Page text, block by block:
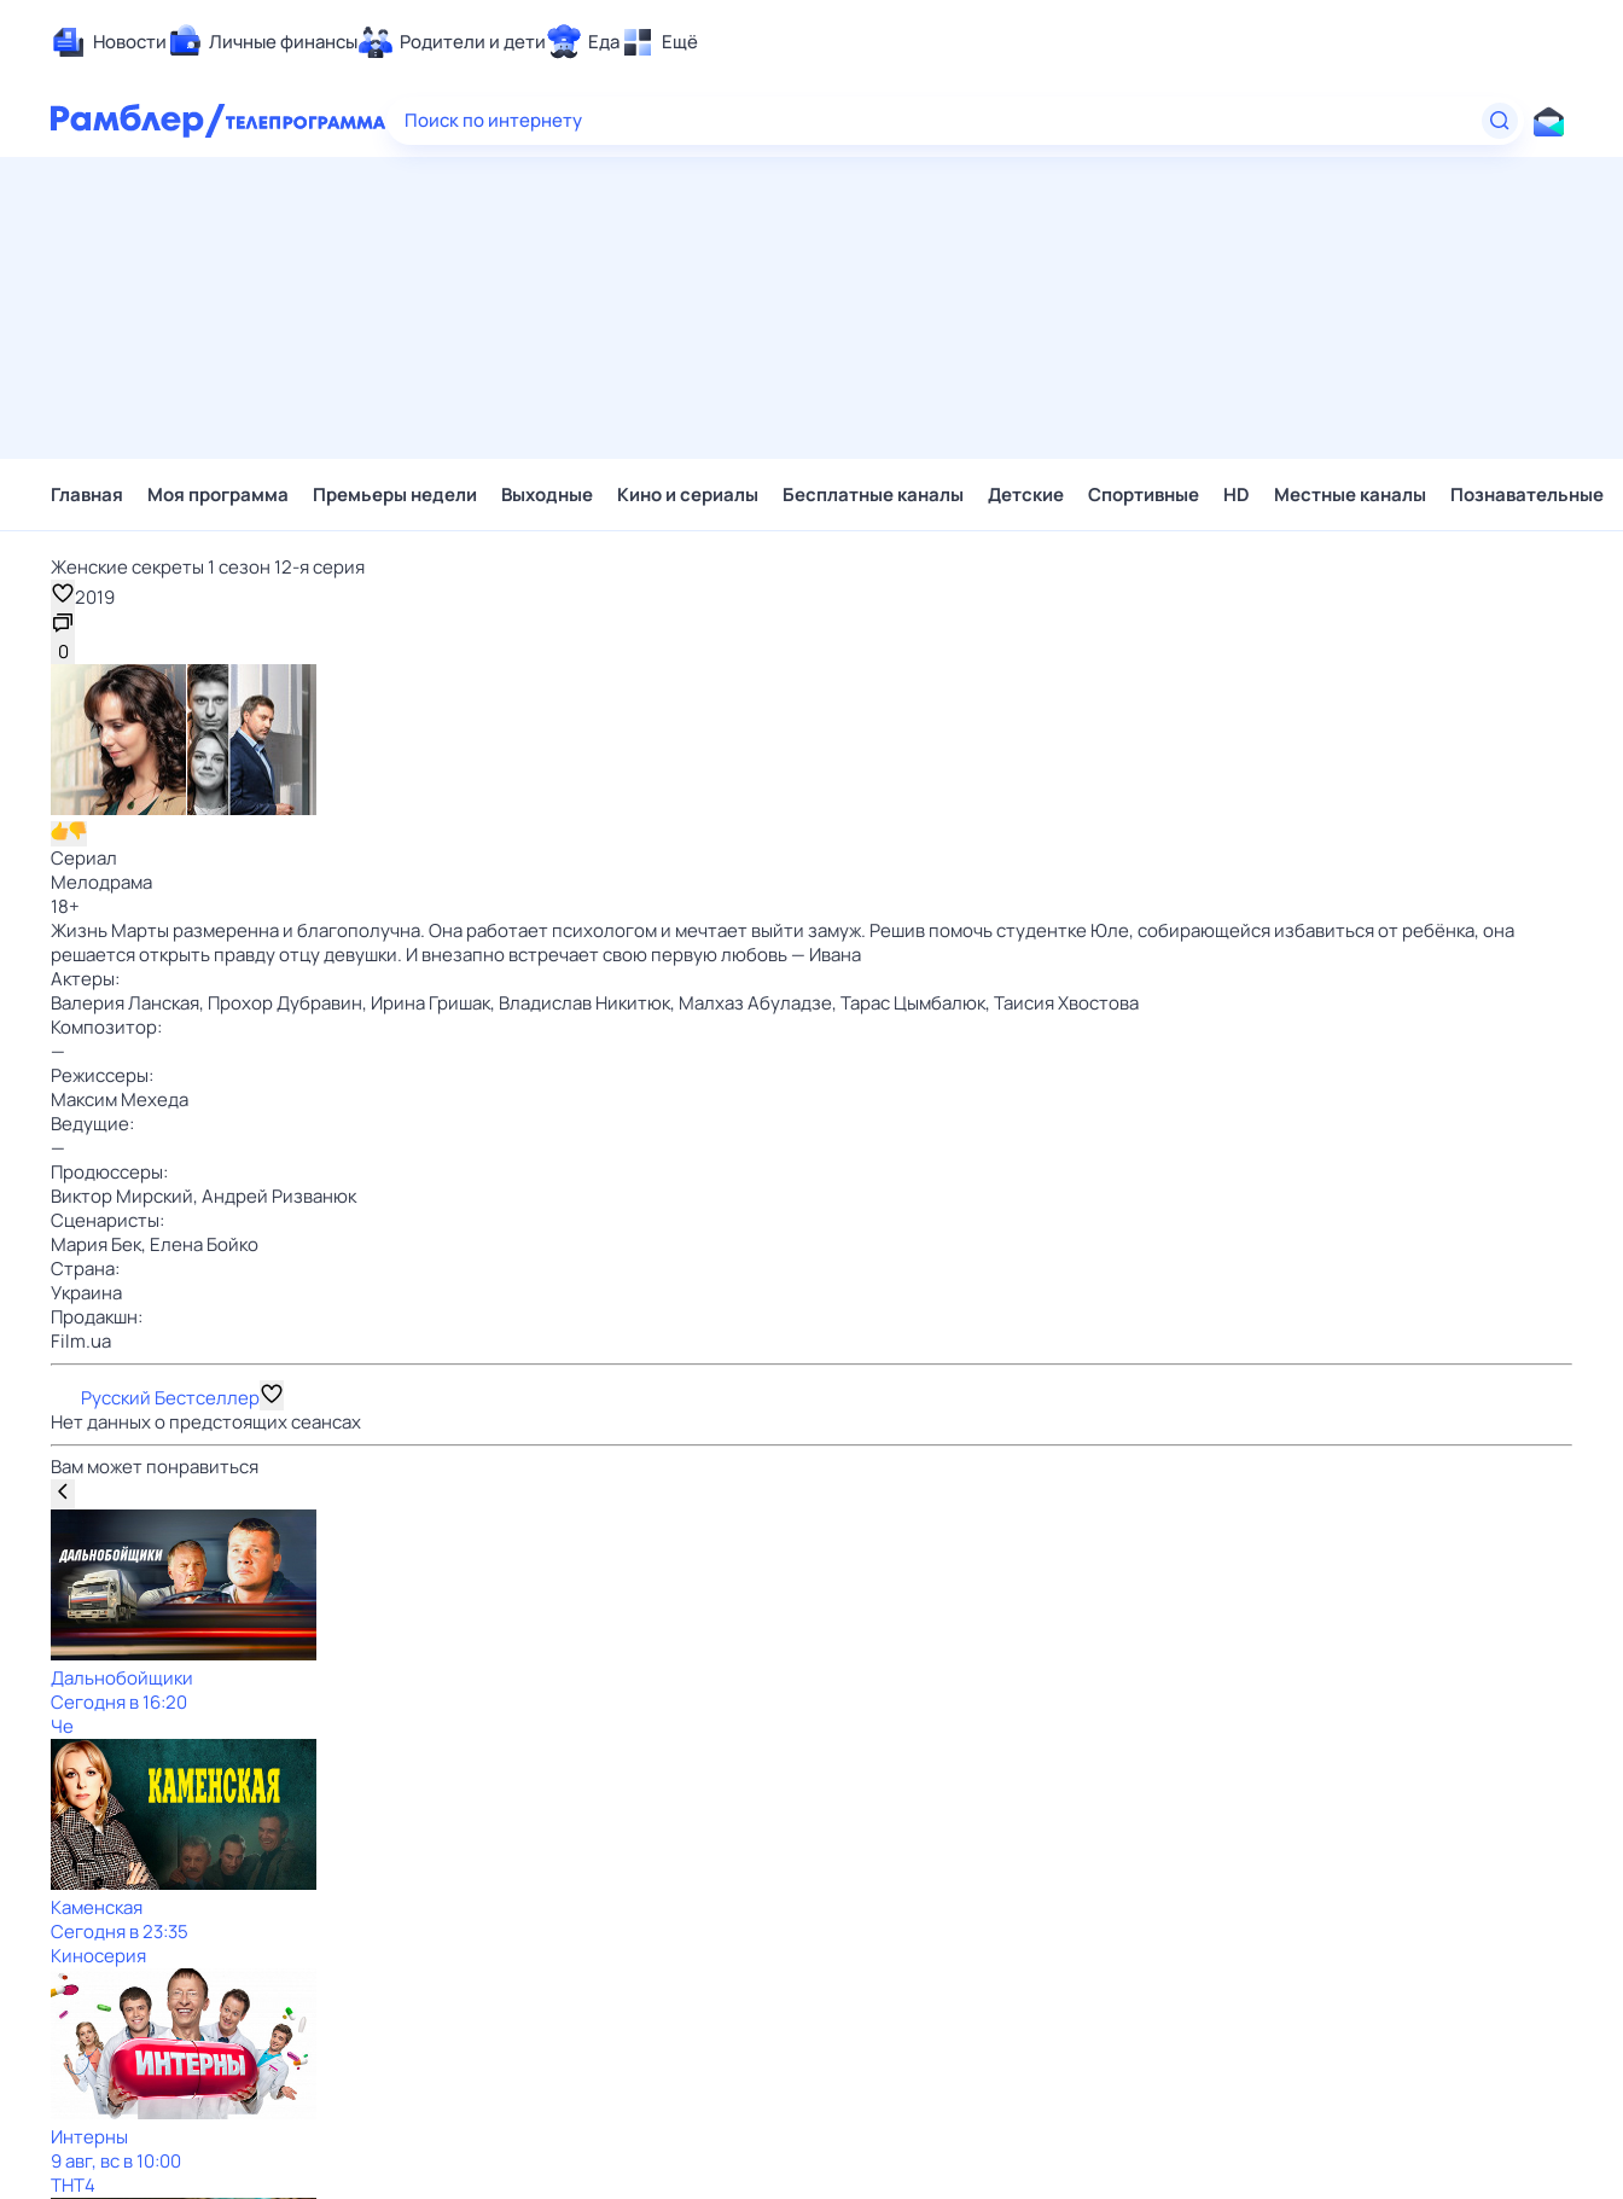
Новости Личные финансы Родители и дети Еда Ещё
Здоровье
Поиск по интернету
Главная Моя программа Премьеры недели Выходные Кино и сериалы Бесплатные каналы Детские Спортивные HD Местные каналы Познавательные
Женские секреты 1 сезон 12-я серия
2019
0
Сериал
Мелодрама
18+
Жизнь Марты размеренна и благополучна. Она работает психологом и мечтает выйти замуж. Решив помочь студентке Юле, собирающейся избавиться от ребёнка, она
решается открыть правду отцу девушки. И внезапно встречает свою первую любовь — Ивана
Актеры:
Валерия Ланская, Прохор Дубравин, Ирина Гришак, Владислав Никитюк, Малхаз Абуладзе,Тарас Цымбалюк,Таисия Хвостова
Композитор:
—
Режиссеры:
Максим Мехеда
Ведущие:
—
Продюссеры:
Виктор Мирский,Андрей Ризванюк
Сценаристы:
Мария Бек, Елена Бойко
Страна:
Украина
Продакшн:
Film.ua
Русский Бестселлер
Нет данных о предстоящих сеансах
Вам может понравиться
Дальнобойщики
Сегодня в 16:20
Че
Каменская
Сегодня в 23:35
Киносерия
Интерны
9 авг, вс в 10:00
ТНТ4